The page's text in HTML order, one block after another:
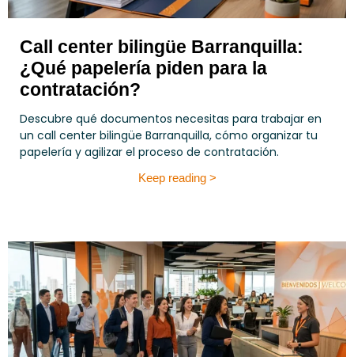
Call center bilingüe Barranquilla:
¿Qué papelería piden para la
contratación?
Descubre qué documentos necesitas para trabajar en
un call center bilingüe Barranquilla, cómo organizar tu
papelería y agilizar el proceso de contratación.
Keep reading >